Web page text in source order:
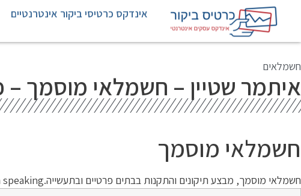
אינדקס כרטיסי ביקור אינטרנטיים
חשמלאים
איתמר שטיין – חשמלאי מוסמך –
חשמלאי מוסמך
חשמלאי מוסמך, מבצע תיקונים והתקנות בבתים פרטיים ובתעשייה.English speakingיועץ לשעבר במרכז הבניה.